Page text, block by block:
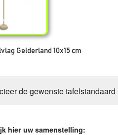
Gelderland 10x15 cm
de gewenste tafelstandaard
hier uw samenstelling: